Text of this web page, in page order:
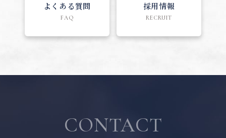
よくある質問
FAQ
採用情報
RECRUIT
CONTACT